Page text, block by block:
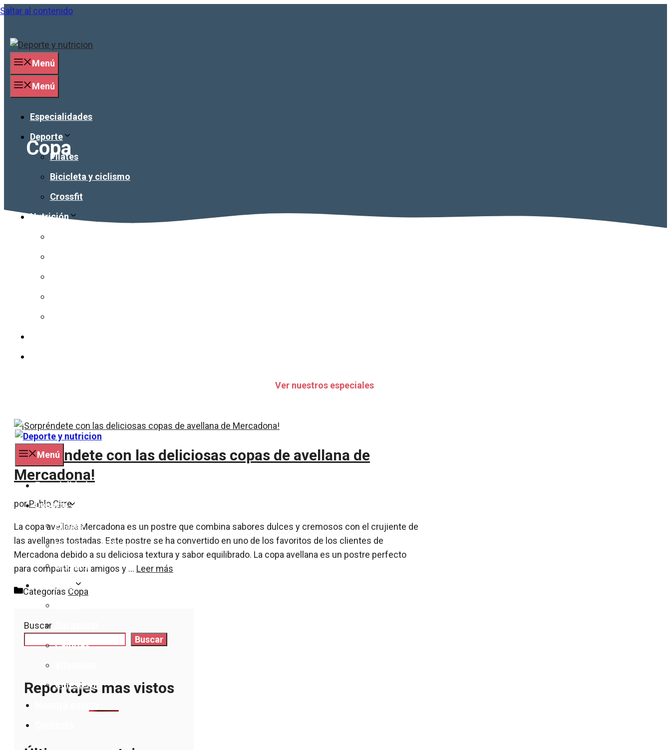
Saltar al contenido
Menú
Menú
Especialidades
Deporte
Pilates
Bicicleta y ciclismo
Crossfit
Nutrición
Ver nuestros especiales
Menú
Especialidades
Deporte
Pilates
Bicicleta y ciclismo
Crossfit
Calorías
Colesterol
Copa
¡Sorpréndete con las deliciosas copas de avellana de
Mercadona!
porPablo Cirre
La copa avellana Mercadona es un postre que combina sabores dulces y cremosos con el crujiente de
las avellanas tostadas. Este postre se ha convertido en uno de los favoritos de los clientes de
Mercadona debido a su deliciosa textura y sabor equilibrado. La copa avellana es un postre perfecto
para compartir con amigos y … Leer más
Categorías Copa
Buscar
Buscar
Reportajes mas vistos